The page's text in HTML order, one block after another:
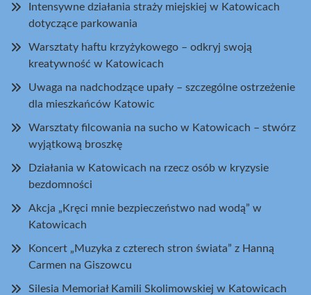
Intensywne działania straży miejskiej w Katowicach
dotyczące parkowania
Warsztaty haftu krzyżykowego – odkryj swoją
kreatywność w Katowicach
Uwaga na nadchodzące upały – szczególne ostrzeżenie
dla mieszkańców Katowic
Warsztaty filcowania na sucho w Katowicach – stwórz
wyjątkową broszkę
Działania w Katowicach na rzecz osób w kryzysie
bezdomności
Akcja „Kręci mnie bezpieczeństwo nad wodą” w
Katowicach
Koncert „Muzyka z czterech stron świata” z Hanną
Carmen na Giszowcu
Silesia Memoriał Kamili Skolimowskiej w Katowicach